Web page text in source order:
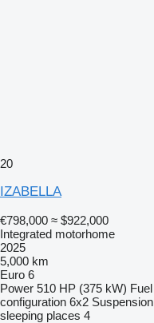
20
IZABELLA
€798,000 ≈ $922,000
Integrated motorhome
2025
5,000 km
Euro 6
Power 510 HP (375 kW) Fuel
configuration 6x2 Suspension
sleeping places 4